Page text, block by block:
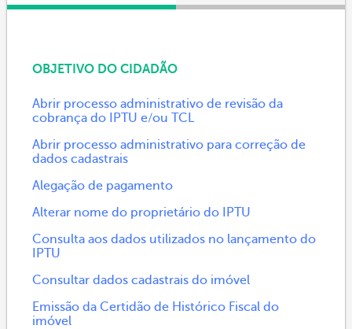
OBJETIVO DO CIDADÃO
Abrir processo administrativo de revisão da
cobrança do IPTU e/ou TCL
Abrir processo administrativo para correção de
dados cadastrais
Alegação de pagamento
Alterar nome do proprietário do IPTU
Consulta aos dados utilizados no lançamento do
IPTU
Consultar dados cadastrais do imóvel
Emissão da Certidão de Histórico Fiscal do
imóvel